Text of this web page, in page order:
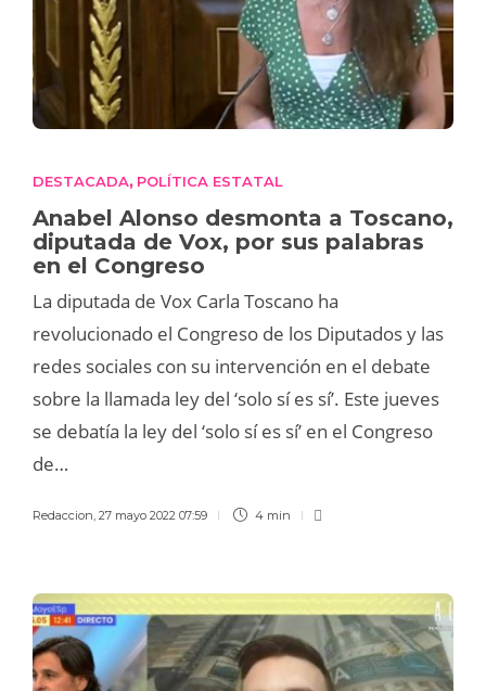
DESTACADA, POLÍTICA ESTATAL
Anabel Alonso desmonta a Toscano,
diputada de Vox, por sus palabras
en el Congreso
La diputada de Vox Carla Toscano ha
revolucionado el Congreso de los Diputados y las
redes sociales con su intervención en el debate
sobre la llamada ley del ‘solo sí es sí’. Este jueves
se debatía la ley del ‘solo sí es sí’ en el Congreso
de…
Redaccion, 27 mayo 2022 07:59 4 min